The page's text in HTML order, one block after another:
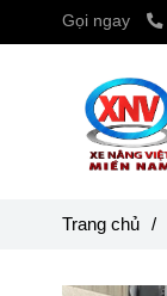
Gọi ngay
Trang chủ /